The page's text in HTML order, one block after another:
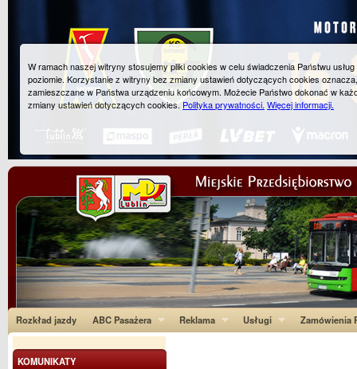
Rozkład jazdy ABC Pasażera Reklama Usługi Zamówienia
KOMUNIKATY
W ramach naszej witryny stosujemy pliki cookies w celu świadczenia Państwu
poziomie. Korzystanie z witryny bez zmiany ustawień dotyczących cookies
zamieszczane w Państwa urządzeniu końcowym. Możecie Państwo dokonać w
zmiany ustawień dotyczących cookies.Polityka prywatności. Więcej informacji.